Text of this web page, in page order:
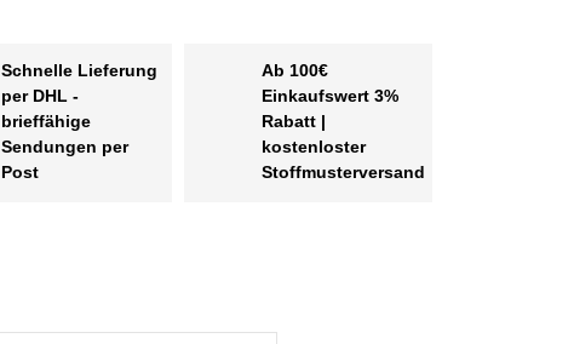
Schnelle Lieferung
per DHL -
brieffähige
Sendungen per
Post
Ab 100€
Einkaufswert 3%
Rabatt |
kostenloster
Stoffmusterversand